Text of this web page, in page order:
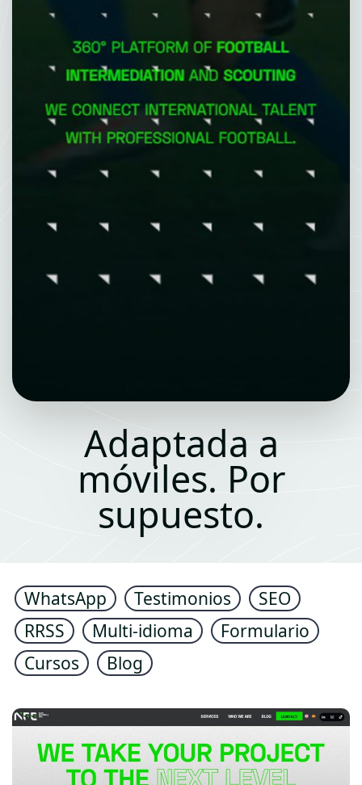
Adaptada a
móviles. Por
supuesto.
WhatsApp Testimonios
SEO
RRSS
Multi-idioma
Formulario
Cursos
Blog